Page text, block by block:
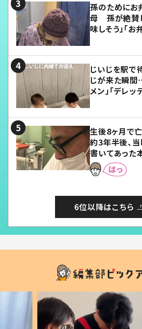
孫のためにお
母 孫が絶賛
味しそう」「お
じいじを駅
じが来た瞬間
メン」「デレッ
生後8ヶ月で
約3年半後、
書いてあった
6位以降はこちら